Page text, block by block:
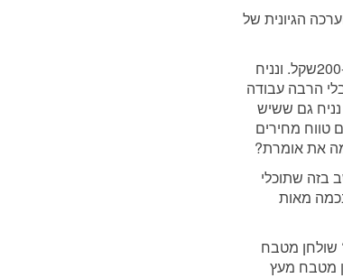
הגיונית של
נניח ש- 4 רגליי ניקל יעלו ביחד 200-400שקל. ונניח
הרבה עבודה
1000שח. ואם נניח גם ששיש
עם טווח מחירים
בזה שתוכלי
מאות
שולחן מטבח
מטבח מעץ